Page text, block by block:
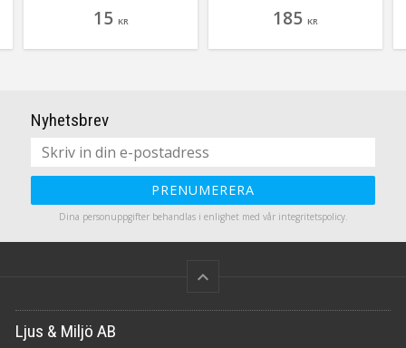
art.nr.120120 eller A4 med
15 KR
vackert invävt i juterep.
dekorera med både
185 KR
Nyhetsbrev
PRENUMERERA
Dina personuppgifter behandlas i enlighet med vår integritetspolicy.
keyboard_arrow_up
Ljus & Miljö AB